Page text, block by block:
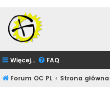
Więcej… FAQ
Forum OC PL Strona główna